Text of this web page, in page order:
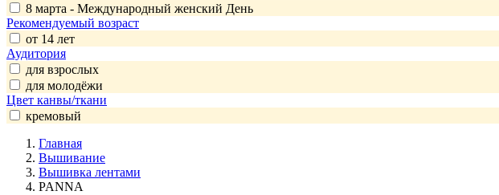
8 марта - Международный женский День
Рекомендуемый возраст
от 14 лет
Аудитория
для взрослых
для молодёжи
Цвет канвы/ткани
кремовый
Главная
Вышивание
Вышивка лентами
PANNA